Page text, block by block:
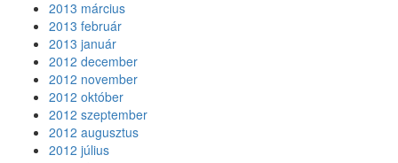
2013 március
2013 február
2013 január
2012 december
2012 november
2012 október
2012 szeptember
2012 augusztus
2012 július